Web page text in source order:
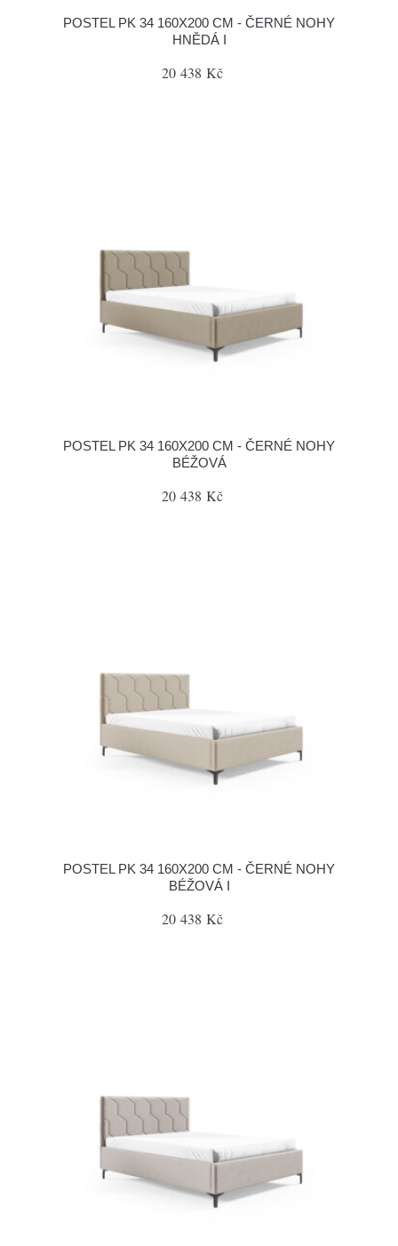
POSTEL PK 34 160X200 CM - ČERNÉ NOHY
HNĚDÁ I
20 438 Kč
POSTEL PK 34 160X200 CM - ČERNÉ NOHY
BÉŽOVÁ
20 438 Kč
POSTEL PK 34 160X200 CM - ČERNÉ NOHY
BÉŽOVÁ I
20 438 Kč